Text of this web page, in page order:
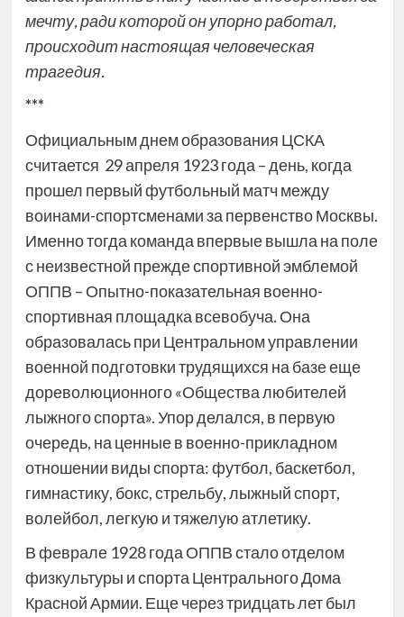
мечту, ради которой он упорно работал,
происходит настоящая человеческая
трагедия.
***
Официальным днем образования ЦСКА
считается 29 апреля 1923 года – день, когда
прошел первый футбольный матч между
воинами-спортсменами за первенство Москвы.
Именно тогда команда впервые вышла на поле
с неизвестной прежде спортивной эмблемой
ОППВ – Опытно-показательная военно-
спортивная площадка всевобуча. Она
образовалась при Центральном управлении
военной подготовки трудящихся на базе еще
дореволюционного «Общества любителей
лыжного спорта». Упор делался, в первую
очередь, на ценные в военно-прикладном
отношении виды спорта: футбол, баскетбол,
гимнастику, бокс, стрельбу, лыжный спорт,
волейбол, легкую и тяжелую атлетику.
В феврале 1928 года ОППВ стало отделом
физкультуры и спорта Центрального Дома
Красной Армии. Еще через тридцать лет был